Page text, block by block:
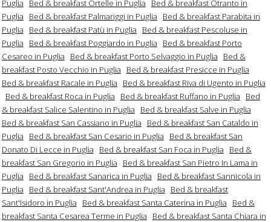
Puglia
Bed & breakfast Ortelle in Puglia
Bed & breakfast Otranto in
Puglia
Bed & breakfast Palmariggi in Puglia
Bed & breakfast Parabita in
Puglia
Bed & breakfast Patù in Puglia
Bed & breakfast Pescoluse in
Puglia
Bed & breakfast Poggiardo in Puglia
Bed & breakfast Porto
Cesareo in Puglia
Bed & breakfast Porto Selvaggio in Puglia
Bed &
breakfast Posto Vecchio in Puglia
Bed & breakfast Presicce in Puglia
Bed & breakfast Racale in Puglia
Bed & breakfast Riva di Ugento in Puglia
Bed & breakfast Roca in Puglia
Bed & breakfast Ruffano in Puglia
Bed
& breakfast Salice Salentino in Puglia
Bed & breakfast Salve in Puglia
Bed & breakfast San Cassiano in Puglia
Bed & breakfast San Cataldo in
Puglia
Bed & breakfast San Cesario in Puglia
Bed & breakfast San
Donato Di Lecce in Puglia
Bed & breakfast San Foca in Puglia
Bed &
breakfast San Gregorio in Puglia
Bed & breakfast San Pietro In Lama in
Puglia
Bed & breakfast Sanarica in Puglia
Bed & breakfast Sannicola in
Puglia
Bed & breakfast Sant'Andrea in Puglia
Bed & breakfast
Sant'Isidoro in Puglia
Bed & breakfast Santa Caterina in Puglia
Bed &
breakfast Santa Cesarea Terme in Puglia
Bed & breakfast Santa Chiara in